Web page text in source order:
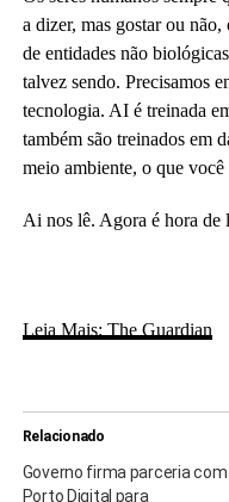
a dizer, mas gostar ou
de entidades não
talvez sendo. Precisamos
tecnologia. AI é treinada
também são treinados em
meio ambiente, o que você
Ai nos lê. Agora é hora de
Leia Mais: The Guardian
Relacionado
Governo firma parceria com
Porto Digital para